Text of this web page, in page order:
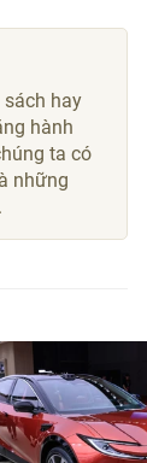
hay
hành
ta có
những